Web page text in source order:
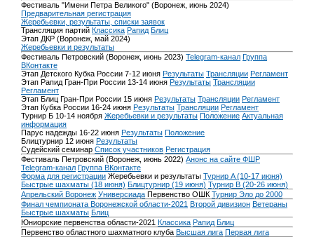
Фестиваль "Имени Петра Великого" (Воронеж, июнь 2024)
Предварительная регистрация
Жеребьевки, результаты, списки заявок
Трансляция партий Классика Рапид Блиц
Этап ДКР (Воронеж, май 2024)
Жеребьевки и результаты
Фестиваль Петровский (Воронеж, июнь 2023) Telegram-канал Группа
ВКонтакте
Этап Детского Кубка России 7-12 июня Результаты Трансляции Регламент
Этап Рапид Гран-При России 13-14 июня Результаты Трансляции
Регламент
Этап Блиц Гран-При России 15 июня Результаты Трансляции Регламент
Этап Кубка России 16-24 июня Результаты Трансляции Регламент
Турнир Б 10-14 ноября Жеребьевки и результаты Положение Актуальная
информация
Парус надежды 16-22 июня Результаты Положение
Блицтурнир 12 июня Результаты
Судейский семинар Список участников Регистрация
Фестиваль Петровский (Воронеж, июнь 2022) Анонс на сайте ФШР
Telegram-канал Группа ВКонтакте
Форма для регистрации Жеребьевки и результаты Турнир A (10-17 июня)
Быстрые шахматы (18 июня) Блицтурнир (19 июня) Турнир B (20-26 июня)
Апрельский Воронеж Универсиада Первенство ОШК Турнир Эло до 2000
Финал чемпионата Воронежской области-2021 Второй дивизион Ветераны
Быстрые шахматы Блиц
Юниорские первенства области-2021 Классика Рапид Блиц
Первенство областного шахматного клуба Высшая лига Первая лига